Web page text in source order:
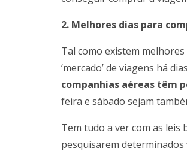
2. Melhores dias para
Tal como existem
‘mercado’ de viagens há
companhias aéreas têm
feira e sábado sejam
Tem tudo a ver com as leis
pesquisarem